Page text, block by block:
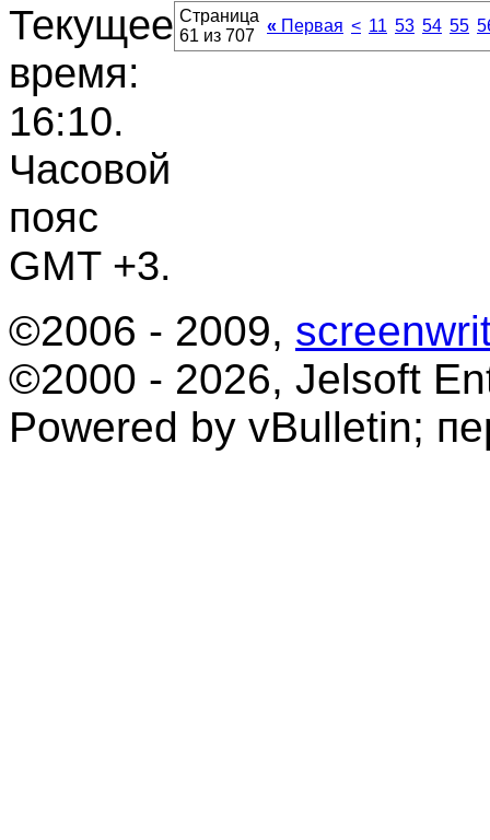
Текущее
время:
16:10.
Часовой
пояс
GMT +3.
Страница
61 из 707
« Первая < 11 53 54 55
©2006 - 2009,
©2000 - 2026, Jelsoft
Powered by vBulletin;